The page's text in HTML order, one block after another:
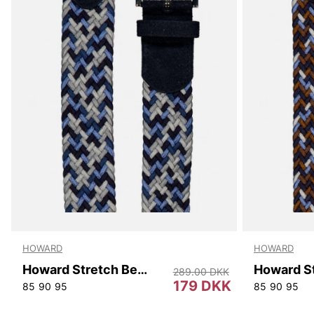
HOWARD
Howard Stretch Belt Marvin.
85 90 95 179 DKK
289.00 DKK
HOWARD
85 90 95